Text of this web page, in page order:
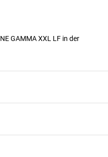
GAMMA XXL LF in der